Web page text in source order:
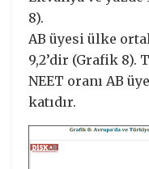
8).
AB üyesi ülke
9,2’dir (Grafik 8).
NEET oranı AB
katıdır.